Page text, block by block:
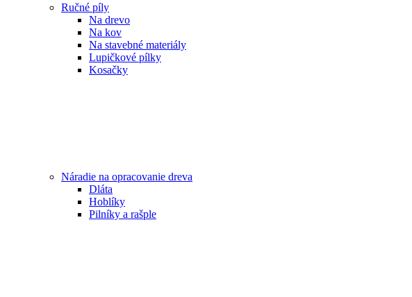
Ručné píly
Na drevo
Na kov
Na stavebné materiály
Lupičkové pílky
Kosačky
Náradie na opracovanie dreva
Dláta
Hoblíky
Pilníky a rašple